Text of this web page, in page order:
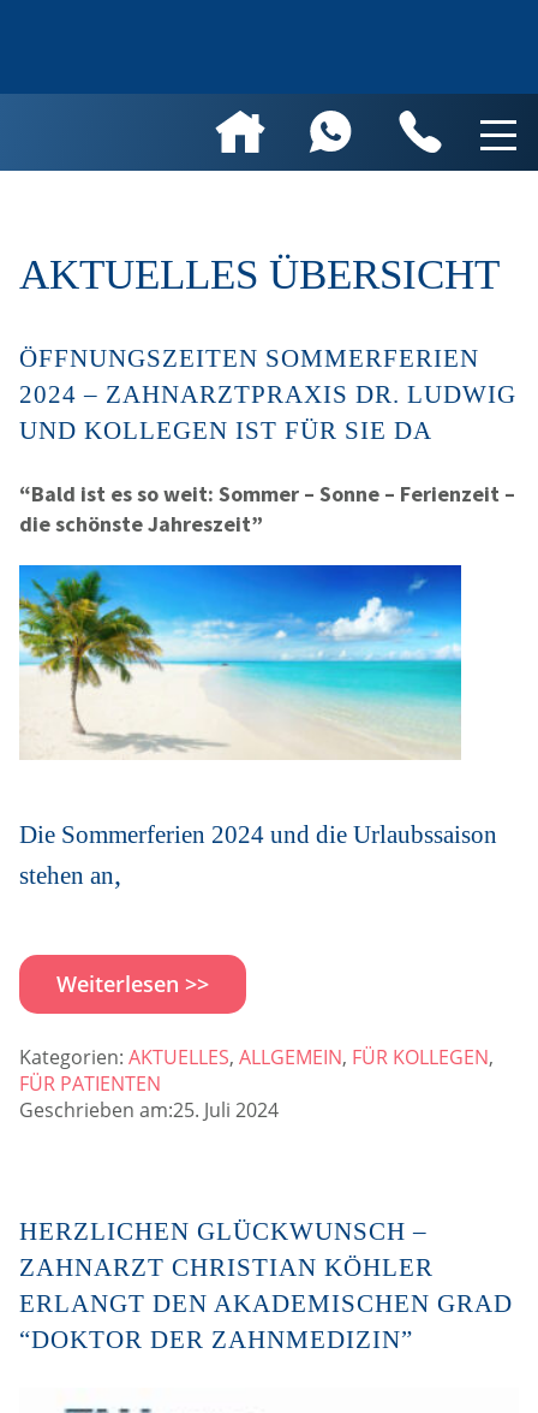
AKTUELLES ÜBERSICHT
ÖFFNUNGSZEITEN SOMMERFERIEN
2024 – ZAHNARZTPRAXIS DR. LUDWIG
UND KOLLEGEN IST FÜR SIE DA
“Bald ist es so weit: Sommer – Sonne – Ferienzeit –
die schönste Jahreszeit”
Die Sommerferien 2024 und die Urlaubssaison
stehen an,
Weiterlesen >>
Kategorien: AKTUELLES, ALLGEMEIN, FÜR KOLLEGEN,
FÜR PATIENTEN
Geschrieben am:25. Juli 2024
HERZLICHEN GLÜCKWUNSCH –
ZAHNARZT CHRISTIAN KÖHLER
ERLANGT DEN AKADEMISCHEN GRAD
“DOKTOR DER ZAHNMEDIZIN”